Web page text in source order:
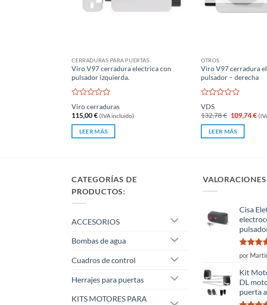
CERRADURAS PARA PUERTAS
Viro V97 cerradura electrica con
pulsador izquierda.
Valorado
con
0
de
Viro cerraduras
115,00€ (IVA incluido)
LEER MÁS
OTROS
Viro V97 cerradura
pulsador – derecha
Valorado
con
0
de
VDS
132,78€ El
precio
original
era:
109,74€El
LEER MÁS
CATEGORÍAS DE
PRODUCTOS:
ACCESORIOS
Bombas de agua
Cuadros de control
Herrajes para puertas
KITS MOTORES PARA
Cisa
Valorado
con
5
por
Kit
DL
puerta